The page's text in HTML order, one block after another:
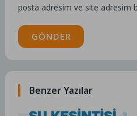
posta adresim ve site adresim
GÖNDER
Benzer Yazılar